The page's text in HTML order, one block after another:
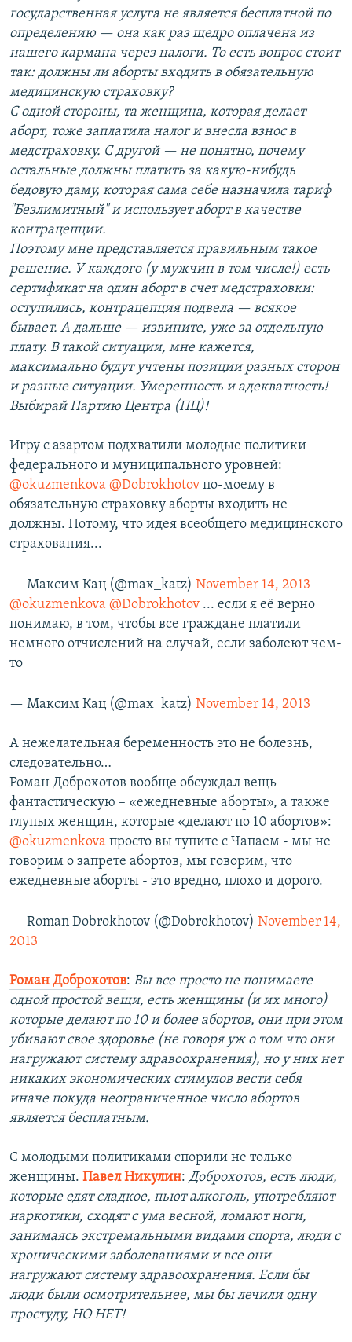
государственная услуга не является бесплатной по
определению — она как раз щедро оплачена из
нашего кармана через налоги. То есть вопрос стоит
так: должны ли аборты входить в обязательную
медицинскую страховку?
С одной стороны, та женщина, которая делает
аборт, тоже заплатила налог и внесла взнос в
медстраховку. С другой — не понятно, почему
остальные должны платить за какую-нибудь
бедовую даму, которая сама себе назначила тариф
"Безлимитный" и использует аборт в качестве
контрацепции.
Поэтому мне представляется правильным такое
решение. У каждого (у мужчин в том числе!) есть
сертификат на один аборт в счет медстраховки:
оступились, контрацепция подвела — всякое
бывает. А дальше — извините, уже за отдельную
плату. В такой ситуации, мне кажется,
максимально будут учтены позиции разных сторон
и разные ситуации. Умеренность и адекватность!
Выбирай Партию Центра (ПЦ)!
Игру с азартом подхватили молодые политики
федерального и муниципального уровней:
@okuzmenkova @Dobrokhotov по-моему в
обязательную страховку аборты входить не
должны. Потому, что идея всеобщего медицинского
страхования...
— Максим Кац (@max_katz) November 14, 2013
@okuzmenkova @Dobrokhotov ... если я её верно
понимаю, в том, чтобы все граждане платили
немного отчислений на случай, если заболеют чем-
то
— Максим Кац (@max_katz) November 14, 2013
А нежелательная беременность это не болезнь,
следовательно…
Роман Доброхотов вообще обсуждал вещь
фантастическую – «ежедневные аборты», а также
глупых женщин, которые «делают по 10 абортов»:
@okuzmenkova просто вы тупите с Чапаем - мы не
говорим о запрете абортов, мы говорим, что
ежедневные аборты - это вредно, плохо и дорого.
— Roman Dobrokhotov (@Dobrokhotov) November 14,
2013
Роман Доброхотов: Вы все просто не понимаете
одной простой вещи, есть женщины (и их много)
которые делают по 10 и более абортов, они при этом
убивают свое здоровье (не говоря уж о том что они
нагружают систему здравоохранения), но у них нет
никаких экономических стимулов вести себя
иначе покуда неограниченное число абортов
является бесплатным.
С молодыми политиками спорили не только
женщины. Павел Никулин: Доброхотов, есть люди,
которые едят сладкое, пьют алкоголь, употребляют
наркотики, сходят с ума весной, ломают ноги,
занимаясь экстремальными видами спорта, люди с
хроническими заболеваниями и все они
нагружают систему здравоохранения. Если бы
люди были осмотрительнее, мы бы лечили одну
простуду, НО НЕТ!